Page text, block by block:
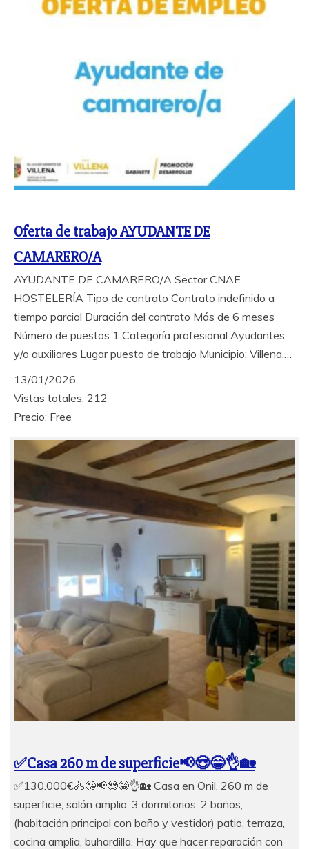
Oferta de trabajo AYUDANTE DE
CAMARERO/A
AYUDANTE DE CAMARERO/A Sector CNAE
HOSTELERÍA Tipo de contrato Contrato indefinido a
tiempo parcial Duración del contrato Más de 6 meses
Número de puestos 1 Categoría profesional Ayudantes
y/o auxiliares Lugar puesto de trabajo Municipio: Villena,…
13/01/2026
Vistas totales: 212
Precio: Free
✅Casa 260 m de superficie📢😍😁👌🏡
✅130.000€🚴😘📢😍😁👌🏡 Casa en Onil, 260 m de
superficie, salón amplio, 3 dormitorios, 2 baños,
(habitación principal con baño y vestidor) patio, terraza,
cocina amplia, buhardilla. Hay que hacer reparación con